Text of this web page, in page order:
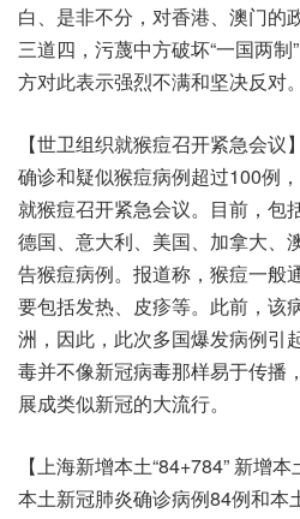
白、是非不分，对香港、澳门的
三道四，污蔑中方破坏“一国两
方对此表示强烈不满和坚决反对。
【世卫组织就猴痘召开紧急会
确诊和疑似猴痘病例超过100例
就猴痘召开紧急会议。目前，包
德国、意大利、美国、加拿大、
告猴痘病例。报道称，猴痘一般
要包括发热、皮疹等。此前，该
洲，因此，此次多国爆发病例引
毒并不像新冠病毒那样易于传播
展成类似新冠的大流行。
【上海新增本土“84+784” 新增
本土新冠肺炎确诊病例84例和本